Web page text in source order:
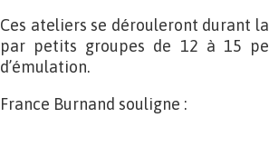
Ces ateliers se dérouleront durant
par petits groupes de 12 à 15
d’émulation.
France Burnand souligne :